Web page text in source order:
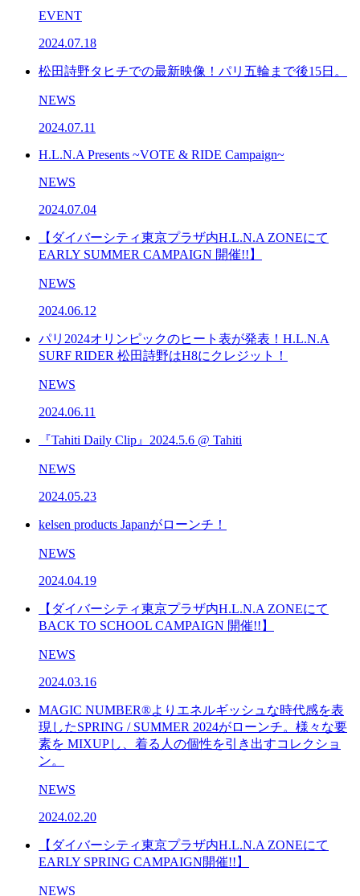
EVENT
2024.07.18
松田詩野タヒチでの最新映像！パリ五輪まで後15日。
NEWS
2024.07.11
H.L.N.A Presents ~VOTE & RIDE Campaign~
NEWS
2024.07.04
【ダイバーシティ東京プラザ内H.L.N.A ZONEにて
EARLY SUMMER CAMPAIGN 開催!!】
NEWS
2024.06.12
パリ2024オリンピックのヒート表が発表！H.L.N.A
SURF RIDER 松田詩野はH8にクレジット！
NEWS
2024.06.11
『Tahiti Daily Clip』2024.5.6 @ Tahiti
NEWS
2024.05.23
kelsen products Japanがローンチ！
NEWS
2024.04.19
【ダイバーシティ東京プラザ内H.L.N.A ZONEにて
BACK TO SCHOOL CAMPAIGN 開催!!】
NEWS
2024.03.16
MAGIC NUMBER®️よりエネルギッシュな時代感を表
現したSPRING / SUMMER 2024がローンチ。様々な要
素を MIXUPし、着る人の個性を引き出すコレクショ
ン。
NEWS
2024.02.20
【ダイバーシティ東京プラザ内H.L.N.A ZONEにて
EARLY SPRING CAMPAIGN開催!!】
NEWS